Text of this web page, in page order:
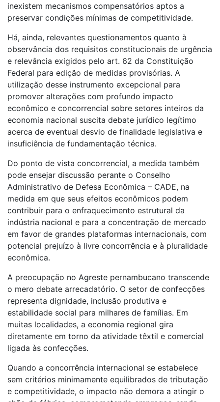
inexistem mecanismos compensatórios aptos a
preservar condições mínimas de competitividade.
Há, ainda, relevantes questionamentos quanto à
observância dos requisitos constitucionais de urgência
e relevância exigidos pelo art. 62 da Constituição
Federal para edição de medidas provisórias. A
utilização desse instrumento excepcional para
promover alterações com profundo impacto
econômico e concorrencial sobre setores inteiros da
economia nacional suscita debate jurídico legítimo
acerca de eventual desvio de finalidade legislativa e
insuficiência de fundamentação técnica.
Do ponto de vista concorrencial, a medida também
pode ensejar discussão perante o Conselho
Administrativo de Defesa Econômica – CADE, na
medida em que seus efeitos econômicos podem
contribuir para o enfraquecimento estrutural da
indústria nacional e para a concentração de mercado
em favor de grandes plataformas internacionais, com
potencial prejuízo à livre concorrência e à pluralidade
econômica.
A preocupação no Agreste pernambucano transcende
o mero debate arrecadatório. O setor de confecções
representa dignidade, inclusão produtiva e
estabilidade social para milhares de famílias. Em
muitas localidades, a economia regional gira
diretamente em torno da atividade têxtil e comercial
ligada às confecções.
Quando a concorrência internacional se estabelece
sem critérios minimamente equilibrados de tributação
e competitividade, o impacto não demora a atingir o